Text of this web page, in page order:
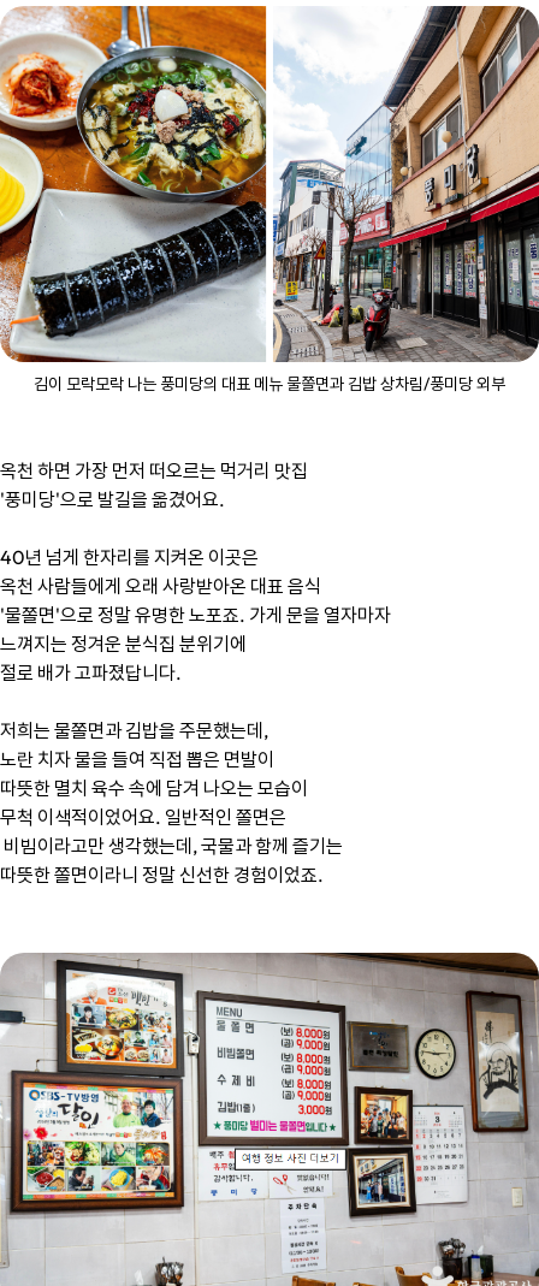
김이 모락모락 나는 풍미당의 대표 메뉴 물쫄면과 김밥 상차림/풍미당 외부
옥천 하면 가장 먼저 떠오르는 먹거리 맛집
'풍미당'으로 발길을 옮겼어요.
40년 넘게 한자리를 지켜온 이곳은
옥천 사람들에게 오래 사랑받아온 대표 음식
'물쫄면'으로 정말 유명한 노포죠. 가게 문을 열자마자
느껴지는 정겨운 분식집 분위기에
절로 배가 고파졌답니다.
저희는 물쫄면과 김밥을 주문했는데,
노란 치자 물을 들여 직접 뽑은 면발이
따뜻한 멸치 육수 속에 담겨 나오는 모습이
무척 이색적이었어요. 일반적인 쫄면은
비빔이라고만 생각했는데, 국물과 함께 즐기는
따뜻한 쫄면이라니 정말 신선한 경험이었죠.